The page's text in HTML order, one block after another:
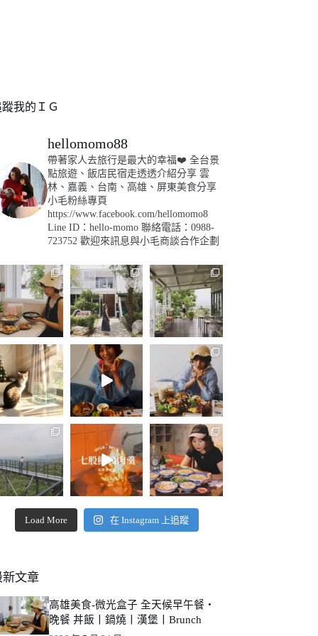
我的ＩＧ
hellomomo88
帶著家人去旅行是最大的幸福❤️ 全台景
點旅遊、飯店民宿走透透介紹分享 雲
林、嘉義、台南、高雄、屏東美食分享
小毛粉絲專頁
https://www.facebook.com/hellomomo8
Line ID：hello-momo聯絡電話：0988-
723752歡迎來訊息與小毛商談合作企劃
Load More 在 Instagram 上追蹤
新文章
高雄美食-微光盒子 全天候早午餐・
晚餐 丼飯丨鍋燒丨漢堡丨Brunch